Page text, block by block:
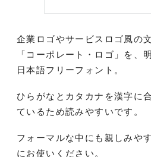
企業ロゴやサービスロゴ風の
「コーポレート・ロゴ」を、
日本語フリーフォント。
ひらがなとカタカナを漢字に
ているため読みやすいです。
フォーマルな中にも親しみや
にお使いください。